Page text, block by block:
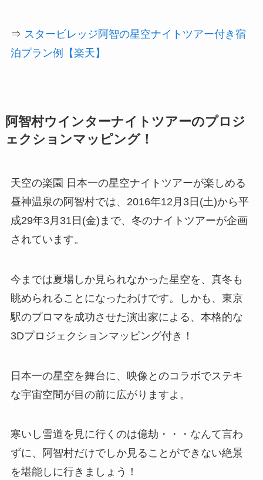
⇒ スタービレッジ阿智の星空ナイトツアー付き宿
泊プラン例【楽天】
阿智村ウインターナイトツアーのプロジ
ェクションマッピング！
天空の楽園 日本一の星空ナイトツアーが楽しめる
昼神温泉の阿智村では、 2016年12月3日(土)から平
成29年3月31日(金)まで、冬のナイトツアーが企画
されています。
今までは夏場しか見られなかった星空を、真冬も
眺められることになったわけです。しかも、東京
駅のプロマを成功させた演出家による、本格的な
3Dプロジェクションマッピング付き！
日本一の星空を舞台に、映像とのコラボでステキ
な宇宙空間が目の前に広がりますよ。
寒いし雪道を見に行くのは億劫・・・なんて言わ
ずに、阿智村だけでしか見ることができない絶景
を堪能しに行きましょう！